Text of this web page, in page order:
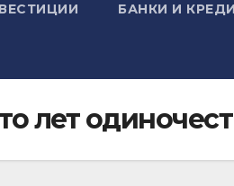
БАНКИ И
лет